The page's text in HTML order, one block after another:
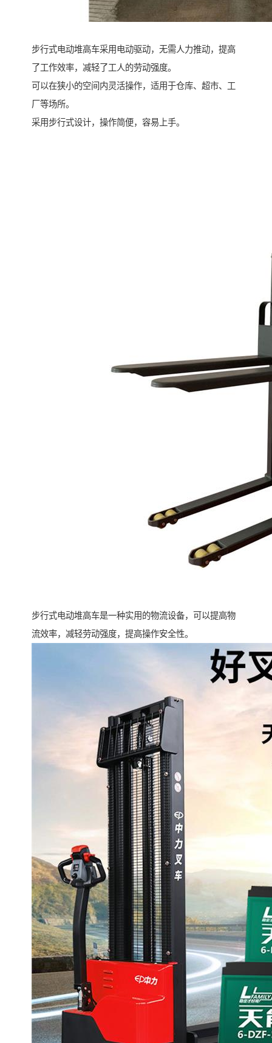
步行式电动堆高车采用电动驱动，无需人力推动，提高
了工作效率，减轻了工人的劳动强度。
可以在狭小的空间内灵活操作，适用于仓库、超市、工
厂等场所。
采用步行式设计，操作简便，容易上手。
步行式电动堆高车是一种实用的物流设备，可以提高物
流效率，减轻劳动强度，提高操作安全性。